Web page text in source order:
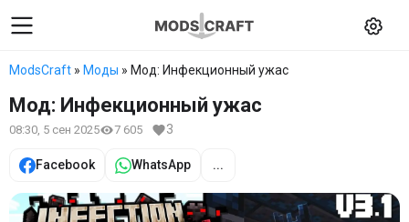
ModsCraft » Моды » Мод: Инфекционный ужас
Мод: Инфекционный ужас
08:30, 5 сен 2025 7 605 3
Facebook WhatsApp ...